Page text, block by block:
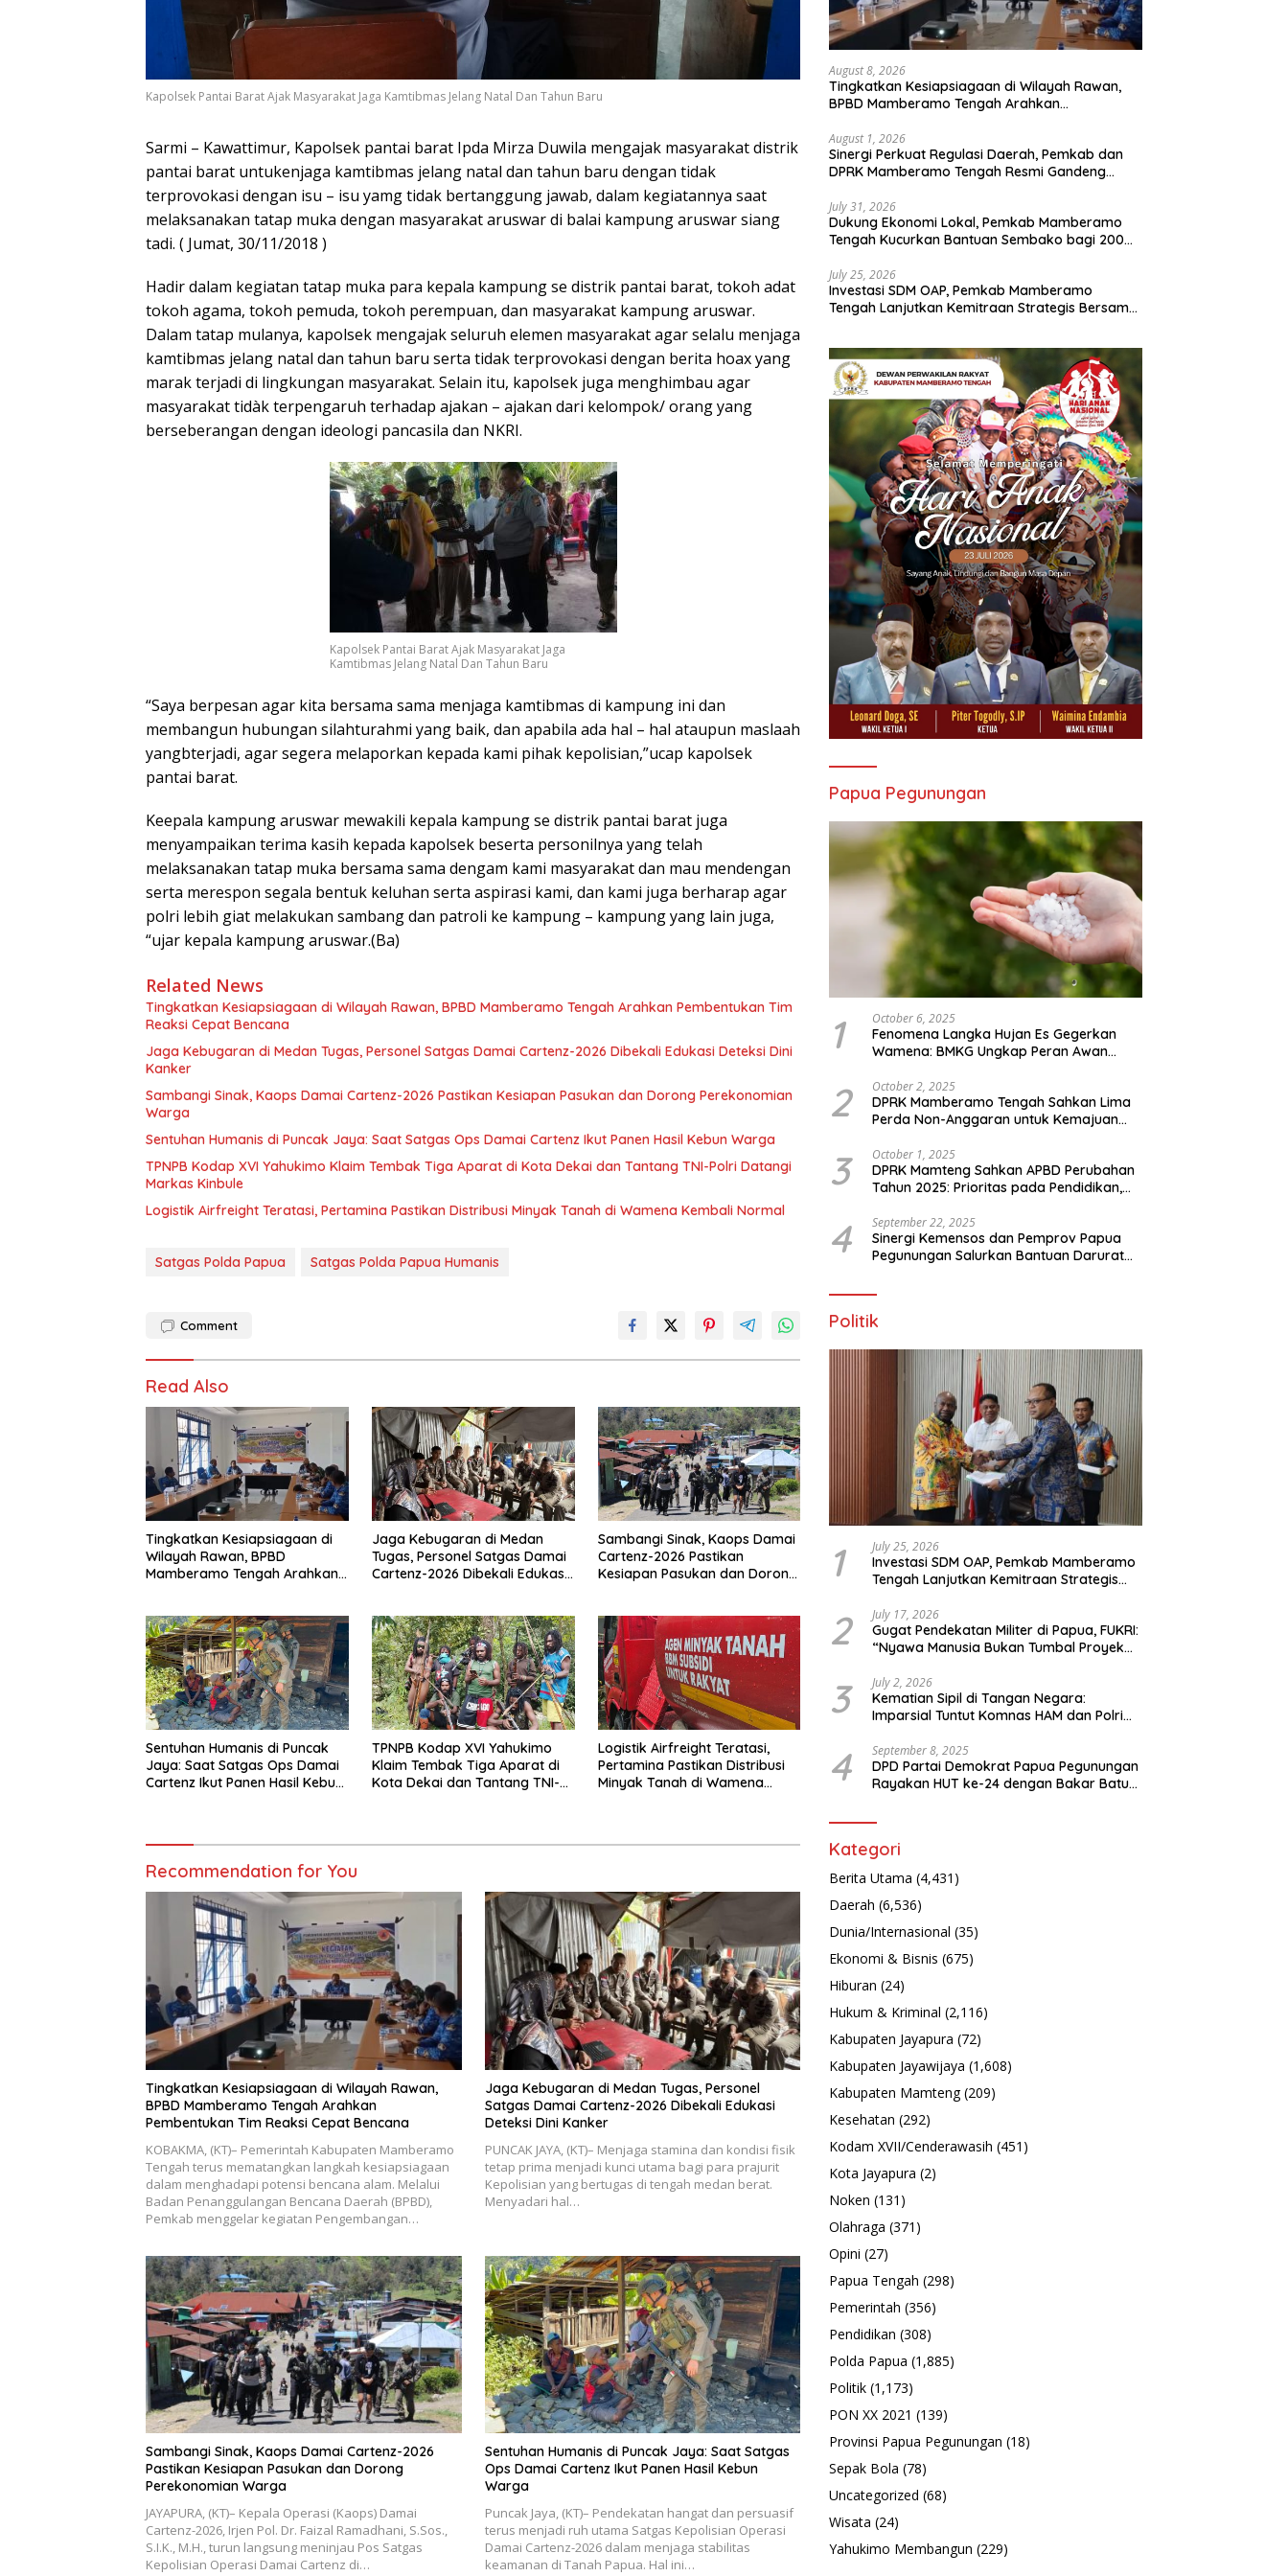
Kapolsek Pantai Barat Ajak Masyarakat Jaga Kamtibmas Jelang Natal Dan Tahun Baru
Sarmi – Kawattimur, Kapolsek pantai barat Ipda Mirza Duwila mengajak masyarakat distrik
pantai barat untukenjaga kamtibmas jelang natal dan tahun baru dengan tidak
terprovokasi dengan isu – isu yamg tidak bertanggung jawab, dalam kegiatannya saat
melaksanakan tatap muka dengan masyarakat aruswar di balai kampung aruswar siang
tadi. ( Jumat, 30/11/2018 )
Hadir dalam kegiatan tatap muka para kepala kampung se distrik pantai barat, tokoh adat
tokoh agama, tokoh pemuda, tokoh perempuan, dan masyarakat kampung aruswar.
Dalam tatap mulanya, kapolsek mengajak seluruh elemen masyarakat agar selalu menjaga
kamtibmas jelang natal dan tahun baru serta tidak terprovokasi dengan berita hoax yang
marak terjadi di lingkungan masyarakat. Selain itu, kapolsek juga menghimbau agar
masyarakat tidàk terpengaruh terhadap ajakan – ajakan dari kelompok/ orang yang
berseberangan dengan ideologi pancasila dan NKRI.
Kapolsek Pantai Barat Ajak Masyarakat Jaga
Kamtibmas Jelang Natal Dan Tahun Baru
“Saya berpesan agar kita bersama sama menjaga kamtibmas di kampung ini dan
membangun hubungan silahturahmi yang baik, dan apabila ada hal – hal ataupun maslaah
yangbterjadi, agar segera melaporkan kepada kami pihak kepolisian,”ucap kapolsek
pantai barat.
Keepala kampung aruswar mewakili kepala kampung se distrik pantai barat juga
menyampaikan terima kasih kepada kapolsek beserta personilnya yang telah
melaksanakan tatap muka bersama sama dengam kami masyarakat dan mau mendengan
serta merespon segala bentuk keluhan serta aspirasi kami, dan kami juga berharap agar
polri lebih giat melakukan sambang dan patroli ke kampung – kampung yang lain juga,
“ujar kepala kampung aruswar.(Ba)
Related News
Tingkatkan Kesiapsiagaan di Wilayah Rawan, BPBD Mamberamo Tengah Arahkan Pembentukan Tim
Reaksi Cepat Bencana
Jaga Kebugaran di Medan Tugas, Personel Satgas Damai Cartenz-2026 Dibekali Edukasi Deteksi Dini
Kanker
Sambangi Sinak, Kaops Damai Cartenz-2026 Pastikan Kesiapan Pasukan dan Dorong Perekonomian
Warga
Sentuhan Humanis di Puncak Jaya: Saat Satgas Ops Damai Cartenz Ikut Panen Hasil Kebun Warga
TPNPB Kodap XVI Yahukimo Klaim Tembak Tiga Aparat di Kota Dekai dan Tantang TNI-Polri Datangi
Markas Kinbule
Logistik Airfreight Teratasi, Pertamina Pastikan Distribusi Minyak Tanah di Wamena Kembali Normal
Satgas Polda Papua Satgas Polda Papua Humanis
Comment
Read Also
Tingkatkan Kesiapsiagaan di
Wilayah Rawan, BPBD
Mamberamo Tengah Arahkan
Jaga Kebugaran di Medan
Tugas, Personel Satgas Damai
Cartenz-2026 Dibekali Edukasi
Sambangi Sinak, Kaops Damai
Cartenz-2026 Pastikan
Kesiapan Pasukan dan Dorong
Sentuhan Humanis di Puncak
Jaya: Saat Satgas Ops Damai
Cartenz Ikut Panen Hasil Kebun
TPNPB Kodap XVI Yahukimo
Klaim Tembak Tiga Aparat di
Kota Dekai dan Tantang TNI-
Logistik Airfreight Teratasi,
Pertamina Pastikan Distribusi
Minyak Tanah di Wamena
Recommendation for You
Tingkatkan Kesiapsiagaan di Wilayah Rawan,
BPBD Mamberamo Tengah Arahkan
Pembentukan Tim Reaksi Cepat Bencana
KOBAKMA, (KT)– Pemerintah Kabupaten Mamberamo
Tengah terus mematangkan langkah kesiapsiagaan
dalam menghadapi potensi bencana alam. Melalui
Badan Penanggulangan Bencana Daerah (BPBD),
Pemkab menggelar kegiatan Pengembangan…
Jaga Kebugaran di Medan Tugas, Personel
Satgas Damai Cartenz-2026 Dibekali Edukasi
Deteksi Dini Kanker
PUNCAK JAYA, (KT)– Menjaga stamina dan kondisi fisik
tetap prima menjadi kunci utama bagi para prajurit
Kepolisian yang bertugas di tengah medan berat.
Menyadari hal…
Sambangi Sinak, Kaops Damai Cartenz-2026
Pastikan Kesiapan Pasukan dan Dorong
Perekonomian Warga
JAYAPURA, (KT)– Kepala Operasi (Kaops) Damai
Cartenz-2026, Irjen Pol. Dr. Faizal Ramadhani, S.Sos.,
S.I.K., M.H., turun langsung meninjau Pos Satgas
Kepolisian Operasi Damai Cartenz di…
Sentuhan Humanis di Puncak Jaya: Saat Satgas
Ops Damai Cartenz Ikut Panen Hasil Kebun
Warga
Puncak Jaya, (KT)– Pendekatan hangat dan persuasif
terus menjadi ruh utama Satgas Kepolisian Operasi
Damai Cartenz-2026 dalam menjaga stabilitas
keamanan di Tanah Papua. Hal ini…
August 8, 2026
Tingkatkan Kesiapsiagaan di Wilayah Rawan,
BPBD Mamberamo Tengah Arahkan
August 1, 2026
Sinergi Perkuat Regulasi Daerah, Pemkab dan
DPRK Mamberamo Tengah Resmi Gandeng
July 31, 2026
Dukung Ekonomi Lokal, Pemkab Mamberamo
Tengah Kucurkan Bantuan Sembako bagi 200
July 25, 2026
Investasi SDM OAP, Pemkab Mamberamo
Tengah Lanjutkan Kemitraan Strategis Bersama
Papua Pegunungan
1 October 6, 2025
Fenomena Langka Hujan Es Gegerkan
Wamena: BMKG Ungkap Peran Awan
Ekstrem Peralihan Musim
2 October 2, 2025
DPRK Mamberamo Tengah Sahkan Lima
Perda Non-Anggaran untuk Kemajuan
3 October 1, 2025
DPRK Mamteng Sahkan APBD Perubahan
Tahun 2025: Prioritas pada Pendidikan,
4 September 22, 2025
Sinergi Kemensos dan Pemprov Papua
Pegunungan Salurkan Bantuan Darurat
Politik
1 July 25, 2026
Investasi SDM OAP, Pemkab Mamberamo
Tengah Lanjutkan Kemitraan Strategis
2 July 17, 2026
Gugat Pendekatan Militer di Papua, FUKRI:
“Nyawa Manusia Bukan Tumbal Proyek
3 July 2, 2026
Kematian Sipil di Tangan Negara:
Imparsial Tuntut Komnas HAM dan Polri
4 September 8, 2025
DPD Partai Demokrat Papua Pegunungan
Rayakan HUT ke-24 dengan Bakar Batu
Kategori
Berita Utama (4,431)
Daerah (6,536)
Dunia/Internasional (35)
Ekonomi & Bisnis (675)
Hiburan (24)
Hukum & Kriminal (2,116)
Kabupaten Jayapura (72)
Kabupaten Jayawijaya (1,608)
Kabupaten Mamteng(209)
Kesehatan (292)
Kodam XVII/Cenderawasih (451)
Kota Jayapura (2)
Noken (131)
Olahraga (371)
Opini (27)
Papua Tengah (298)
Pemerintah (356)
Pendidikan (308)
Polda Papua (1,885)
Politik (1,173)
PON XX 2021 (139)
Provinsi Papua Pegunungan (18)
Sepak Bola (78)
Uncategorized (68)
Wisata (24)
Yahukimo Membangun (229)